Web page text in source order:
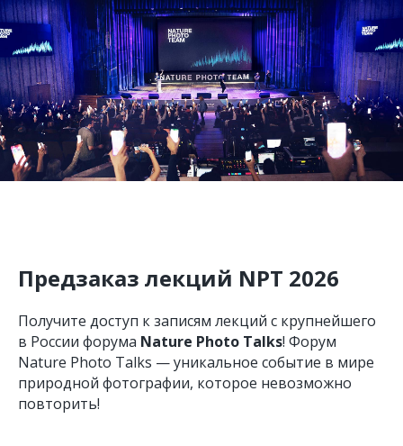
Предзаказ лекций NPT 2026
Получите доступ к записям лекций с крупнейшего
в России форума Nature Photo Talks! Форум
Nature Photo Talks — уникальное событие в мире
природной фотографии, которое невозможно
повторить!